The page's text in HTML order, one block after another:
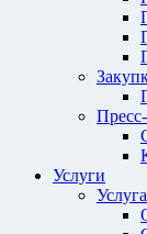
Услуги